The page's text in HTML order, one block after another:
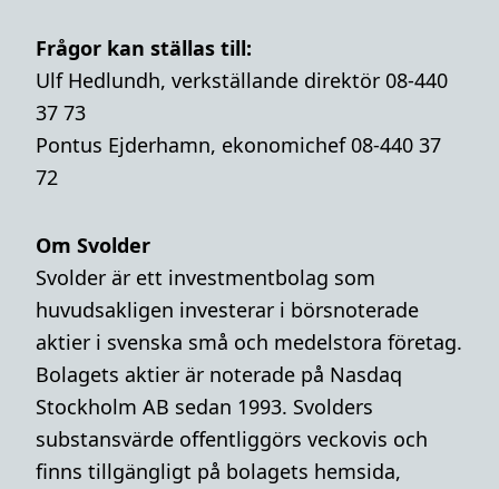
Frågor kan ställas till:
Ulf Hedlundh, verkställande direktör 08-440
37 73
Pontus Ejderhamn, ekonomichef 08-440 37
72
Om Svolder
Svolder är ett investmentbolag som
huvudsakligen investerar i börsnoterade
aktier i svenska små och medelstora företag.
Bolagets aktier är noterade på Nasdaq
Stockholm AB sedan 1993. Svolders
substansvärde offentliggörs veckovis och
finns tillgängligt på bolagets hemsida,